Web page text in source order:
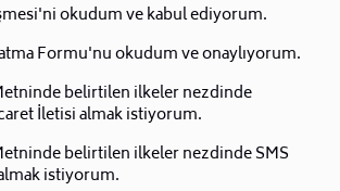
okudum ve kabul ediyorum.
Formu'nu okudum ve onaylıyorum.
belirtilen ilkeler nezdinde
İletisi almak istiyorum.
belirtilen ilkeler nezdinde SMS
istiyorum.